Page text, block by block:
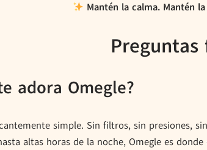
Mantén la calma. Mantén
adora Omegle?
simple. Sin filtros, sin presiones,
altas horas de la noche, Omegle es